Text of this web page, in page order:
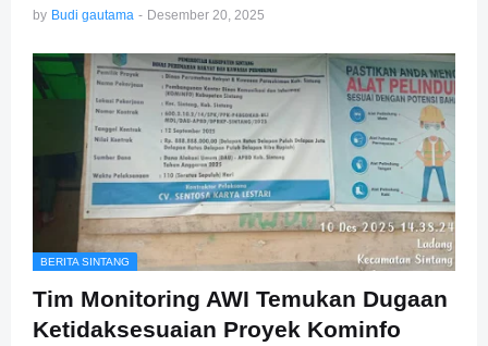
by Budi gautama - Desember 20, 2025
BERITA SINTANG
Tim Monitoring AWI Temukan Dugaan
Ketidaksesuaian Proyek Kominfo